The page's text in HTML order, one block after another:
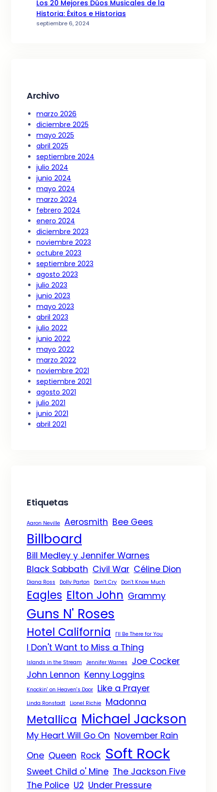
Los 20 Mejores Dúos Musicales de la
Historia: Éxitos e Historias
septiembre 6, 2024
Archivo
marzo 2026
diciembre 2025
mayo 2025
abril 2025
septiembre 2024
julio 2024
junio 2024
mayo 2024
marzo 2024
febrero 2024
enero 2024
diciembre 2023
noviembre 2023
octubre 2023
septiembre 2023
agosto 2023
julio 2023
junio 2023
mayo 2023
abril 2023
julio 2022
junio 2022
mayo 2022
marzo 2022
noviembre 2021
septiembre 2021
agosto 2021
julio 2021
junio 2021
abril 2021
Etiquetas
Aaron Neville Aerosmith Bee Gees
Billboard
Bill Medley y Jennifer Warnes
Black Sabbath Civil War Céline Dion
Diana Ross Dolly Parton Don't Cry Don't Know Much
Eagles Elton John Grammy
Guns N' Roses
Hotel California I'll Be There for You
I Don't Want to Miss a Thing
Islands in the Stream Jennifer Warnes
Joe Cocker
John Lennon Kenny Loggins
Knockin' on Heaven's Door Like a Prayer
Linda Ronstadt Lionel Richie Madonna
Metallica Michael Jackson
My Heart Will Go On November Rain
One Queen Rock Soft Rock
Sweet Child o' Mine The Jackson Five
The Police U2 Under Pressure